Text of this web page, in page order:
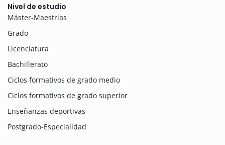
Nivel de estudio
Máster-Maestrías
Grado
Licenciatura
Bachillerato
Ciclos formativos de grado medio
Ciclos formativos de grado superior
Enseñanzas deportivas
Postgrado-Especialidad